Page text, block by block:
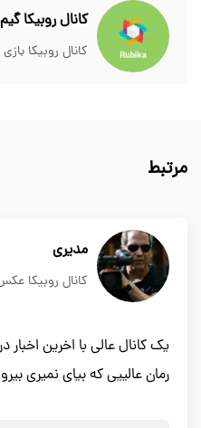
کانال روبیکا
کانال روبیکا بازی
مرتبط
مدیری
کانال روبیکا
یک کانال عالی با اخرین اخبار
رمان عالییی که بیای نمیری